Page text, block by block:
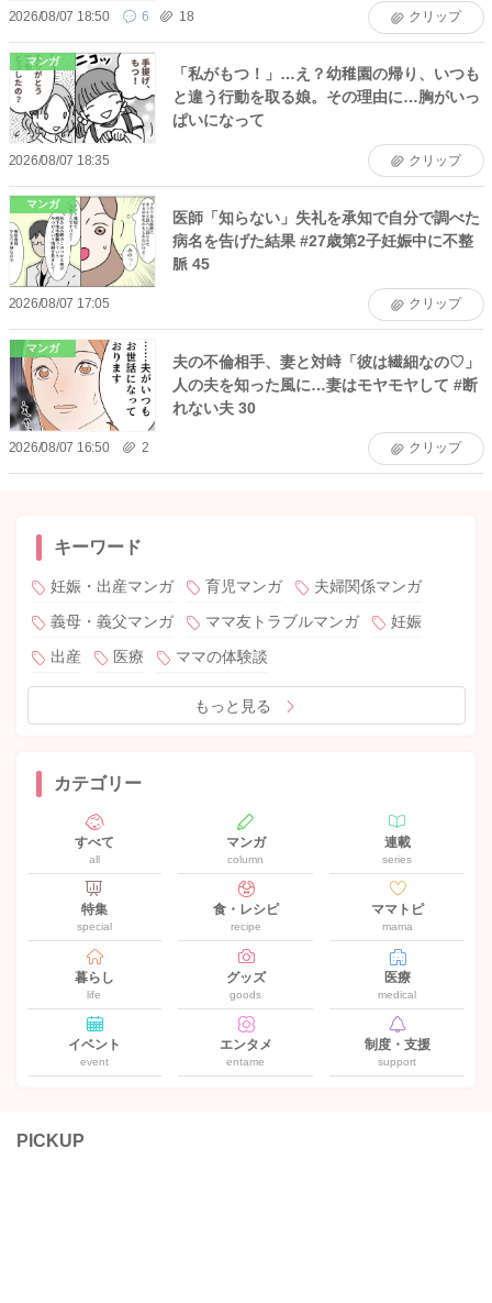
2026/08/07 18:50 6 18 クリップ
マンガ
「私がもつ！」…え？幼稚園の帰り、いつも
と違う行動を取る娘。その理由に…胸がいっ
ぱいになって
2026/08/07 18:35 クリップ
マンガ
医師「知らない」失礼を承知で自分で調べた
病名を告げた結果 #27歳第2子妊娠中に不整
脈 45
2026/08/07 17:05 クリップ
マンガ
夫の不倫相手、妻と対峙「彼は繊細なの♡」
人の夫を知った風に…妻はモヤモヤして #断
れない夫 30
2026/08/07 16:50 2 クリップ
キーワード
妊娠・出産マンガ 育児マンガ
夫婦関係マンガ
義母・義父マンガ
ママ友トラブルマンガ
妊娠
出産
医療 ママの体験談
もっと見る
カテゴリー
すべて
all
マンガ
column
連載
series
特集
special
食・レシピ
recipe
ママトピ
mama
暮らし
life
グッズ
goods
医療
medical
イベント
event
エンタメ
entame
制度・支援
support
PICKUP